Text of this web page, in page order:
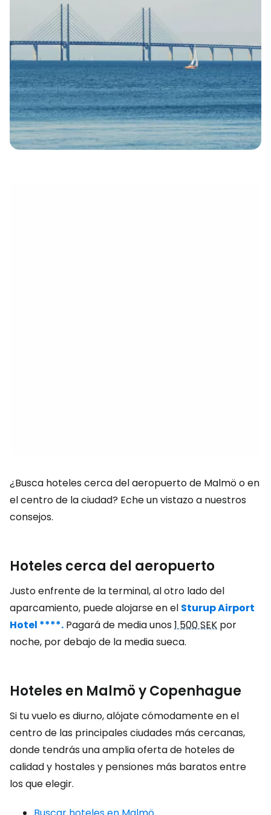
¿Busca hoteles cerca del aeropuerto de Malmö o en
el centro de la ciudad? Eche un vistazo a nuestros
consejos.
Hoteles cerca del aeropuerto
Justo enfrente de la terminal, al otro lado del
aparcamiento, puede alojarse en el Sturup Airport
Hotel ****. Pagará de media unos1 500 SEK por
noche, por debajo de la media sueca.
Hoteles en Malmö y Copenhague
Si tu vuelo es diurno, alójate cómodamente en el
centro de las principales ciudades más cercanas,
donde tendrás una amplia oferta de hoteles de
calidad y hostales y pensiones más baratos entre
los que elegir.